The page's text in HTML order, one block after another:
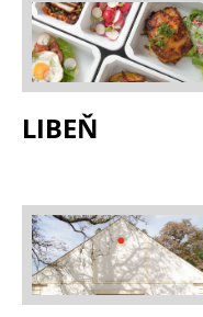
LIBEŇ